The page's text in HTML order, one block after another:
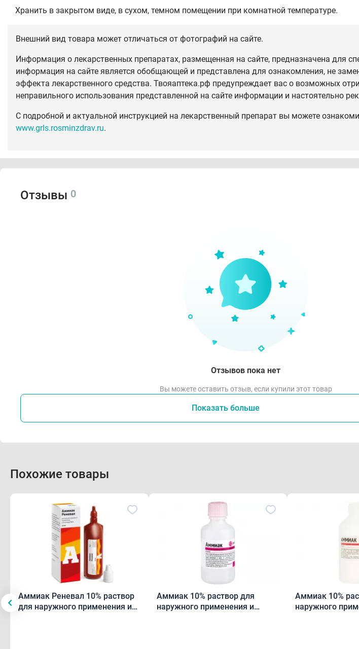
Хранить в закрытом виде, в сухом, темном помещении при комнатной температуре.
Внешний вид товара может отличаться от фотографий на сайте.
Информация о лекарственных препаратах, размещенная на сайте, предназначена для
информация на сайте является обобщающей и представлена для ознакомления, не
эффекта лекарственного средства. Твояаптека.рф предупреждает вас о возможных
неправильного использования представленной на сайте информации и настоятельно
С подробной и актуальной инструкцией на лекарственный препарат вы можете
www.grls.rosminzdrav.ru.
Отзывы 0
Отзывов пока нет
Вы можете оставить отзыв, если купили этот товар
Показать больше
Похожие товары
Аммиак Реневал 10% раствор
для наружного применения и
Аммиак 10% раствор для
наружного применения и
Аммиак 10%
наружного